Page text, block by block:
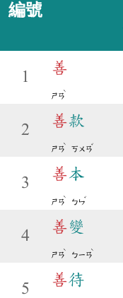
編號
1
善
ㄕㄢ
ˋ
2
善款
ㄕㄢ
ˋ
ㄎㄨㄢ
ˇ
3
善本
ㄕㄢ
ˋ
ㄅㄣ
ˇ
4
善變
ㄕㄢ
ˋ
ㄅㄧㄢ
ˋ
5
善待